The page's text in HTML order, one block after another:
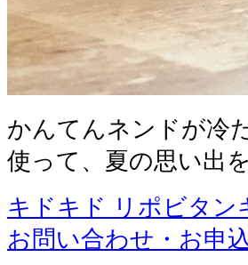
かんてんネンドが冷
使って、夏の思い出
キドキド リポビタン
お問い合わせ・お申